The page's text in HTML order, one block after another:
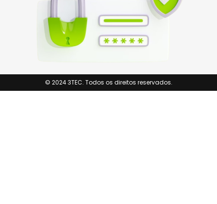
© 2024 3TEC. Todos os direitos reservados.